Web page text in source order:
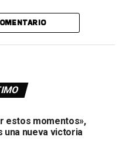
estos momentos»,
una nueva victoria